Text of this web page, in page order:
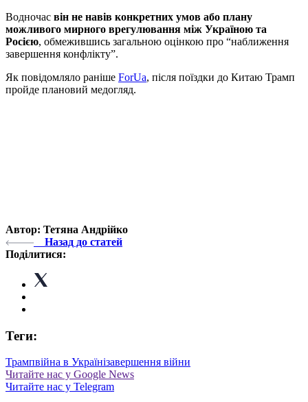
Водночас він не навів конкретних умов або плану
можливого мирного врегулювання між Україною та
Росією, обмежившись загальною оцінкою про “наближення
завершення конфлікту”.
Як повідомляло раніше ForUa, після поїздки до Китаю Трамп
пройде плановий медогляд.
Автор: Тетяна Андрійко
Назад до статей
Поділитися:
Теги:
Трампвійна в Українізавершення війни
Читайте нас у Google News
Читайте нас у Telegram